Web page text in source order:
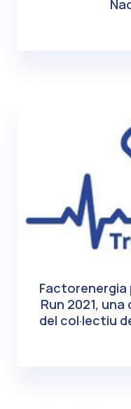
Run 2021,
del col·lectiu